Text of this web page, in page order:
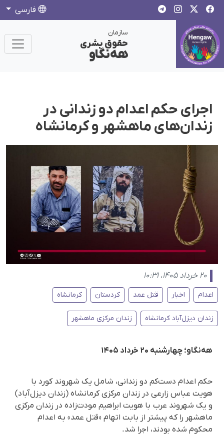
فارسی
سازمان
حقوق بشری
هەنگاو
اجرای حکم اعدام دو زندانی در
زندان‌های ماهشهر و کرمانشاه
۲۰ خرداد ۱۴۰۵، ۱۰:۳۱
اعدام اخبار قتل عمد کردستان کرمانشاه
زندان دیزل‌آباد کرمانشاه زندان مرکزی ماهشهر
هه‌نگاو؛ چهارشنبه ۲۰ خرداد ۱۴۰۵
حکم اعدام دست‌کم دو زندانی، شامل یک شهروند کورد با
هویت عباس زارعی در زندان مرکزی کرمانشاه (زندان دیزل‌آباد)
و یک شهروند عرب با هویت ابراهیم مودت‌زاده در زندان مرکزی
ماهشهر را که پیشتر از بابت اتهام «قتل عمد» به اعدام
محکوم شده بودند، اجرا شد.